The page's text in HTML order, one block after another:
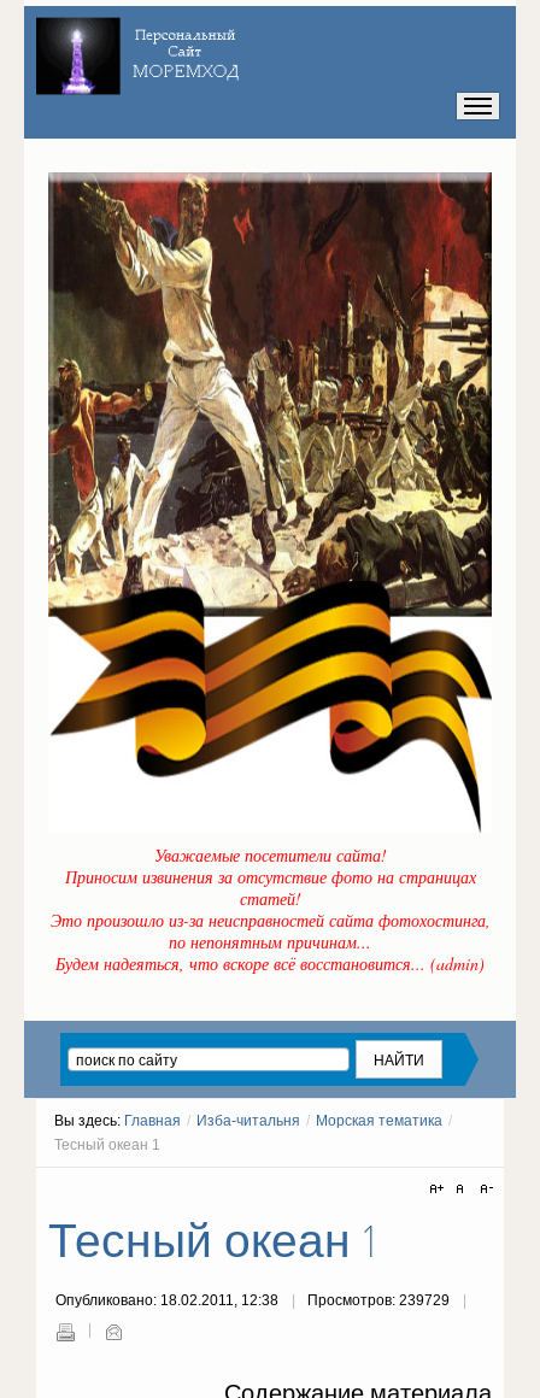
Уважаемые посетители сайта!
Приносим извинения за отсутствие фото на страницах
статей!
Это произошло из-за неисправностей сайта фотохостинга,
по непонятным причинам...
Будем надеяться, что вскоре всё восстановится... (admin)
Вы здесь: Главная / Изба-читальня / Морская тематика /
Тесный океан 1
Тесный океан 1
Опубликовано: 18.02.2011, 12:38 Просмотров: 239729